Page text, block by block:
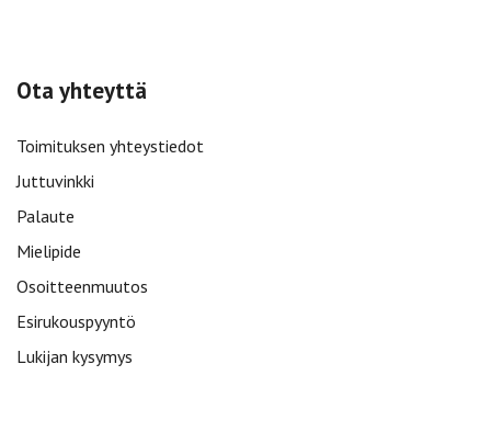
Ota yhteyttä
Toimituksen yhteystiedot
Juttuvinkki
Palaute
Mielipide
Osoitteenmuutos
Esirukouspyyntö
Lukijan kysymys